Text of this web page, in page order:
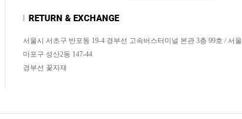
서울시 서초구 반포동 19-4 경부선 고속버스터미널 본관 3층 99호 / 서울
마포구 성산2동 147-44
경부선 꽃자재